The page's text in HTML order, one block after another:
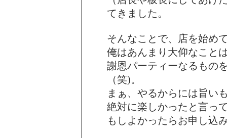
てきました。
そんなことで、店を始め
俺はあんまり大仰なこと
謝恩パーティーなるもの
（笑)。
まぁ、やるからには旨い
絶対に楽しかったと言っ
もしよかったらお申し込